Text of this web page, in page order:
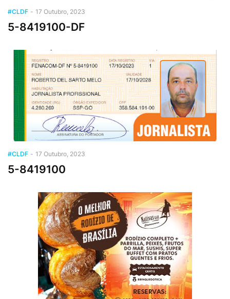
#CLDF - 17 Outubro, 2023
5-8419100-DF
#CLDF - 17 Outubro, 2023
5-8419100